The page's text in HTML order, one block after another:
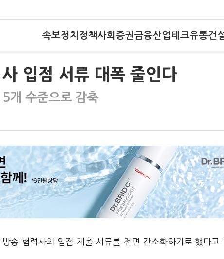
속보정치 정책사회 증권금융산업테크유통건
입점 서류 대폭 줄인다
수준으로 감축
송 협력사의 입점 제출 서류를 전면 간소화하기로 했다고